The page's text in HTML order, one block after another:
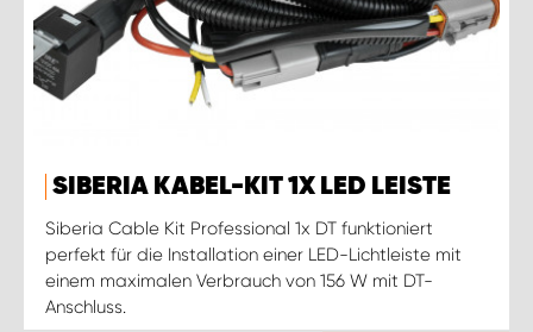
SIBERIA KABEL-KIT 1X LED LEISTE
Siberia Cable Kit Professional 1x DT funktioniert
perfekt für die Installation einer LED-Lichtleiste mit
einem maximalen Verbrauch von 156 W mit DT-
Anschluss.